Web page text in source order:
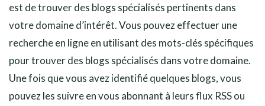
est de trouver des blogs spécialisés pertinents dans
votre domaine d’intérêt. Vous pouvez effectuer une
recherche en ligne en utilisant des mots-clés spécifiques
pour trouver des blogs spécialisés dans votre domaine.
Une fois que vous avez identifié quelques blogs, vous
pouvez les suivre en vous abonnant à leurs flux RSS ou